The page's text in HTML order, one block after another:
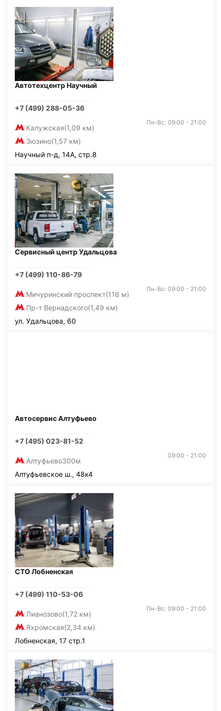
Автотехцентр Научный
+7 (499) 288-05-36
Калужская(1,09 км)
Зюзино(1,57 км)
Пн-Вс: 09:00 - 21:00
Научный п-д, 14А, стр.8
Сервисный центр Удальцова
+7 (499) 110-86-79
Мичуринский проспект(116 м)
Пр-т Вернадского(1,49 км)
Пн-Вс: 09:00 - 21:00
ул. Удальцова, 60
Автосервис Алтуфьево
+7 (495) 023-81-52
Алтуфьево300м
09:00 - 21:00
Алтуфьевское ш., 48к4
СТО Лобненская
+7 (499) 110-53-06
Лианозово(1,72 км)
Яхромская(2,34 км)
Пн-Вс: 09:00 - 21:00
Лобненская, 17 стр.1